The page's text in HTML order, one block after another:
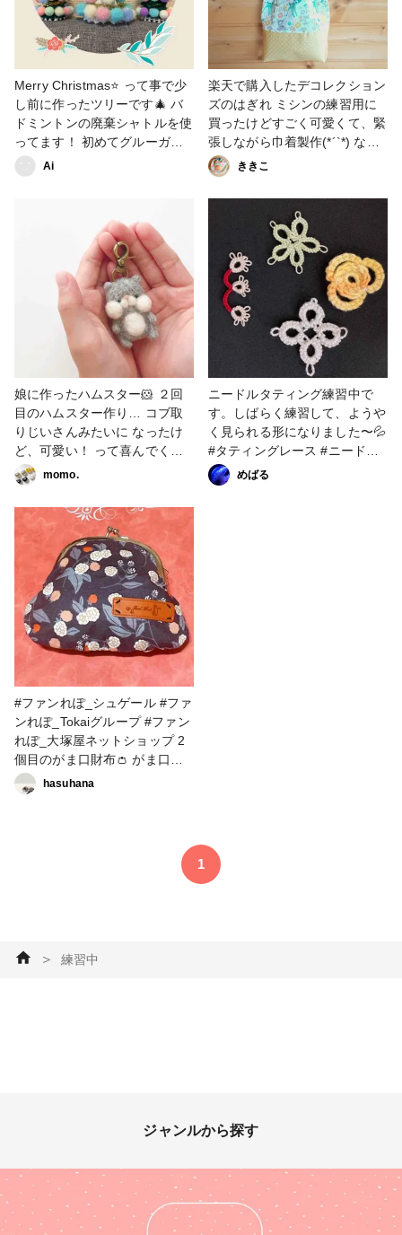
Merry Christmas⭐ って事で少
し前に作ったツリーです🎄 バ
ドミントンの廃棄シャトルを使
ってます！ 初めてグルーガン
使ったけど、溶け出てくるから
焦る焦る💦 もうちょっと落ち
リー #シャトルツリー #グルー
ガン初挑戦 #練習中 #クリスマ
ス作品コンテスト2023
Ai
楽天で購入したデコレクション
ズのはぎれ ミシンの練習用に
買ったけどすごく可愛くて、緊
張しながら巾着製作(*´`*) なん
とか出来た～子鹿かわゆ～持ち
手太～ #巾着 #子鹿 #練習中
ききこ
娘に作ったハムスター🐹 ２回
目のハムスター作り… コブ取
りじいさんみたいに なったけ
ど、可愛い！ って喜んでくれ
ました😆 #羊毛フェルト#手芸
#練習中
momo.
ニードルタティング練習中で
す。しばらく練習して、ようや
く見られる形になりました〜💦
#タティングレース #ニードル
タティング #練習中 #編み物
めばる
#ファンれぽ_シュゲール #ファ
ンれぽ_Tokaiグループ #ファン
れぽ_大塚屋ネットショップ 2
個目のがま口財布👛 がま口に
咬ませる時に中心からとpoint
を YouTube先生に教えて貰っ
ぁハマったかな？！ 手縫いで
はテカリがあり、柔らかそうに
見えましたがいざ縫ってみると
hasuhana
1
＞ 練習中
ジャンルから探す